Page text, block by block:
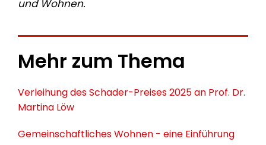
und Wohnen.
Mehr zum Thema
Verleihung des Schader-Preises 2025 an Prof. Dr.
Martina Löw
Gemeinschaftliches Wohnen - eine Einführung